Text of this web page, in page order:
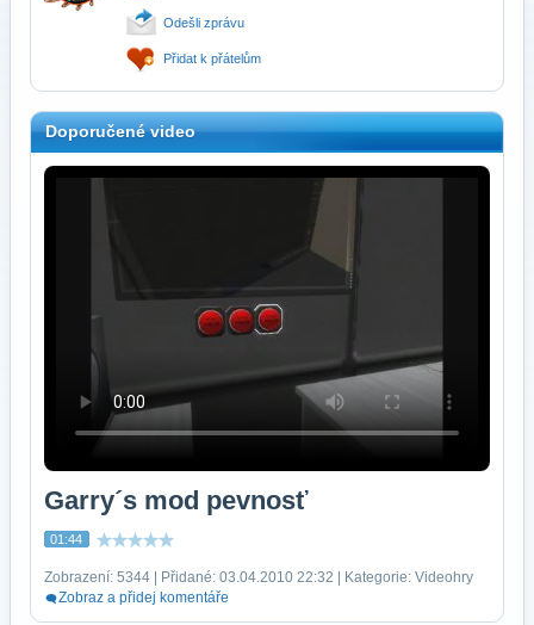
Odešli zprávu
Přidat k přátelům
Doporučené video
Garry´s mod pevnosť
01:44
Zobrazení: 5344 | Přidané: 03.04.2010 22:32 | Kategorie: Videohry
Zobraz a přidej komentáře